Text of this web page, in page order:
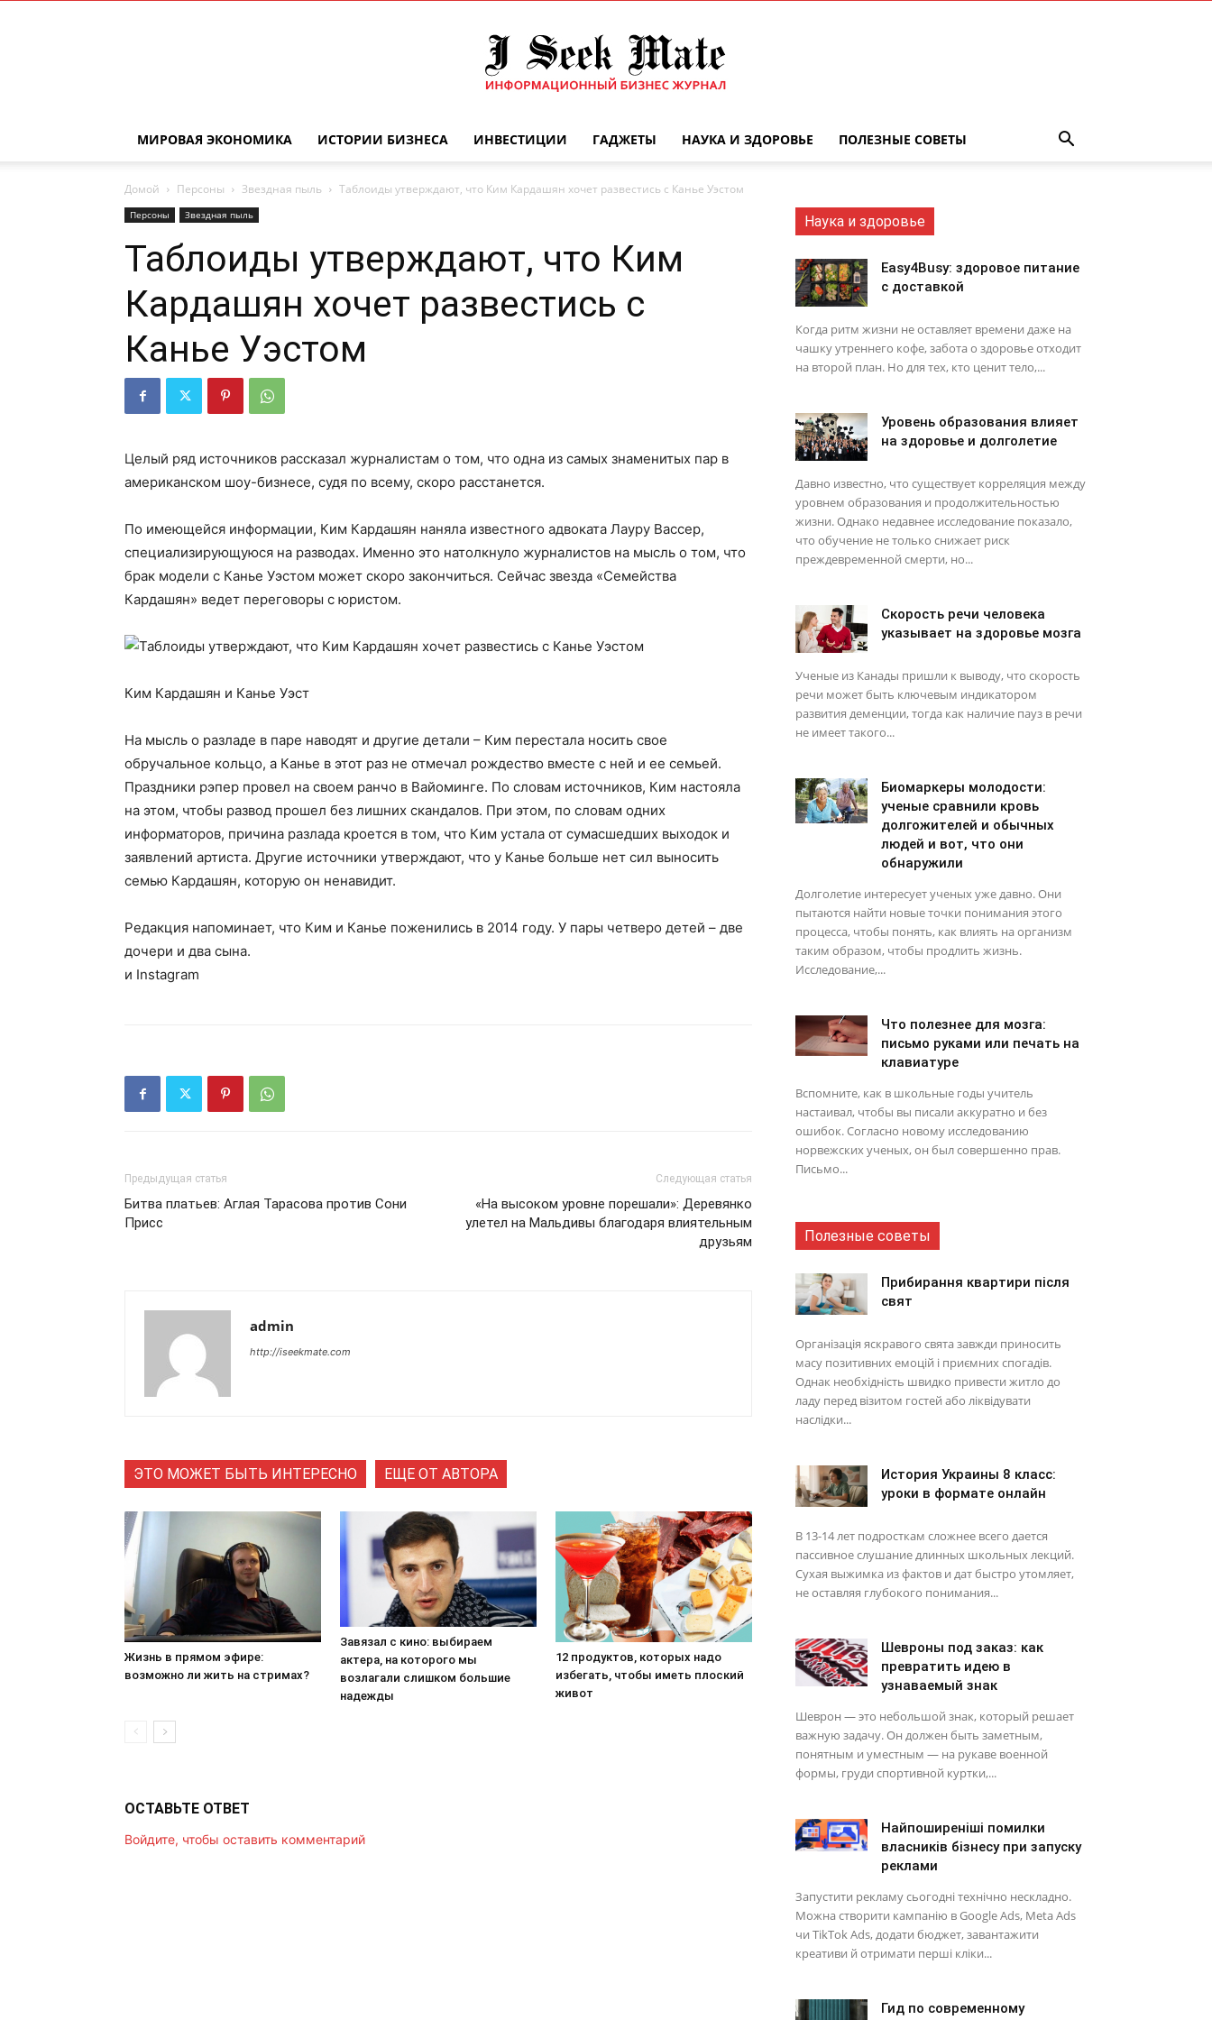
журнал
МИРОВАЯ ЭКОНОМИКА ИСТОРИИ БИЗНЕСА ИНВЕСТИЦИИ ГАДЖЕТЫ НАУКА И ЗДОРОВЬЕ ПОЛЕЗНЫЕ СОВЕТЫ
Домой Персоны Звездная пыль Таблоиды утверждают, что Ким Кардашян хочет развестись с Канье Уэстом
Персоны Звездная пыль
Таблоиды утверждают, что Ким
Кардашян хочет развестись с
Канье Уэстом
Целый ряд источников рассказал журналистам о том, что одна из самых знаменитых пар в
американском шоу-бизнесе, судя по всему, скоро расстанется.
По имеющейся информации, Ким Кардашян наняла известного адвоката Лауру Вассер,
специализирующуюся на разводах. Именно это натолкнуло журналистов на мысль о том, что
брак модели с Канье Уэстом может скоро закончиться. Сейчас звезда «Семейства
Кардашян» ведет переговоры с юристом.
Ким Кардашян и Канье Уэст
На мысль о разладе в паре наводят и другие детали – Ким перестала носить свое
обручальное кольцо, а Канье в этот раз не отмечал рождество вместе с ней и ее семьей.
Праздники рэпер провел на своем ранчо в Вайоминге. По словам источников, Ким настояла
на этом, чтобы развод прошел без лишних скандалов. При этом, по словам одних
информаторов, причина разлада кроется в том, что Ким устала от сумасшедших выходок и
заявлений артиста. Другие источники утверждают, что у Канье больше нет сил выносить
семью Кардашян, которую он ненавидит.
Редакция напоминает, что Ким и Канье поженились в 2014 году. У пары четверо детей – две
дочери и два сына.
и Instagram
Предыдущая статья
Битва платьев: Аглая Тарасова против Сони
Присс
Следующая статья
«На высоком уровне порешали»: Деревянко
улетел на Мальдивы благодаря влиятельным
друзьям
admin
http://iseekmate.com
ЭТО МОЖЕТ БЫТЬ ИНТЕРЕСНО ЕЩЕ ОТ АВТОРА
Жизнь в прямом эфире:
возможно ли жить на стримах?
Завязал с кино: выбираем
актера, на которого мы
возлагали слишком большие
надежды
12 продуктов, которых надо
избегать, чтобы иметь плоский
живот
ОСТАВЬТЕ ОТВЕТ
Войдите, чтобы оставить комментарий
Наука и здоровье
Easy4Busy: здоровое питание
с доставкой
Когда ритм жизни не оставляет времени даже на
чашку утреннего кофе, забота о здоровье отходит
на второй план. Но для тех, кто ценит тело,...
Уровень образования влияет
на здоровье и долголетие
Давно известно, что существует корреляция между
уровнем образования и продолжительностью
жизни. Однако недавнее исследование показало,
что обучение не только снижает риск
преждевременной смерти, но...
Скорость речи человека
указывает на здоровье мозга
Ученые из Канады пришли к выводу, что скорость
речи может быть ключевым индикатором
развития деменции, тогда как наличие пауз в речи
не имеет такого...
Биомаркеры молодости:
ученые сравнили кровь
долгожителей и обычных
людей и вот, что они
обнаружили
Долголетие интересует ученых уже давно. Они
пытаются найти новые точки понимания этого
процесса, чтобы понять, как влиять на организм
таким образом, чтобы продлить жизнь.
Исследование,...
Что полезнее для мозга:
письмо руками или печать на
клавиатуре
Вспомните, как в школьные годы учитель
настаивал, чтобы вы писали аккуратно и без
ошибок. Согласно новому исследованию
норвежских ученых, он был совершенно прав.
Письмо...
Полезные советы
Прибирання квартири після
свят
Організація яскравого свята завжди приносить
масу позитивних емоцій і приємних спогадів.
Однак необхідність швидко привести житло до
ладу перед візитом гостей або ліквідувати
наслідки...
История Украины 8 класс:
уроки в формате онлайн
В 13-14 лет подросткам сложнее всего дается
пассивное слушание длинных школьных лекций.
Сухая выжимка из фактов и дат быстро утомляет,
не оставляя глубокого понимания...
Шевроны под заказ: как
превратить идею в
узнаваемый знак
Шеврон — это небольшой знак, который решает
важную задачу. Он должен быть заметным,
понятным и уместным — на рукаве военной
формы, груди спортивной куртки,...
Найпоширеніші помилки
власників бізнесу при запуску
реклами
Запустити рекламу сьогодні технічно нескладно.
Можна створити кампанію в Google Ads, Meta Ads
чи TikTok Ads, додати бюджет, завантажити
креативи й отримати перші кліки...
Гид по современному